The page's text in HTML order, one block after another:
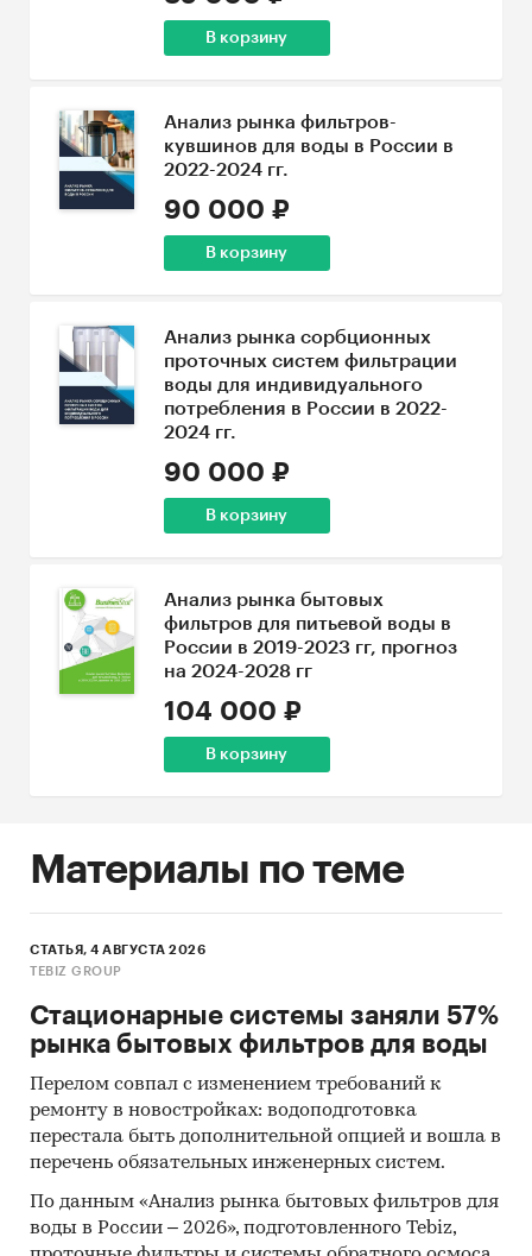
В корзину
Анализ рынка фильтров-
кувшинов для воды в России в
2022-2024 гг.
90 000 ₽
В корзину
Анализ рынка сорбционных
проточных систем фильтрации
воды для индивидуального
потребления в России в 2022-
2024 гг.
90 000 ₽
В корзину
Анализ рынка бытовых
фильтров для питьевой воды в
России в 2019-2023 гг, прогноз
на 2024-2028 гг
104 000 ₽
В корзину
Материалы по теме
СТАТЬЯ, 4 АВГУСТА 2026
TEBIZ GROUP
Стационарные системы заняли 57%
рынка бытовых фильтров для воды
Перелом совпал с изменением требований к
ремонту в новостройках: водоподготовка
перестала быть дополнительной опцией и вошла в
перечень обязательных инженерных систем.
По данным «Анализ рынка бытовых фильтров для
воды в России – 2026», подготовленного Tebiz,